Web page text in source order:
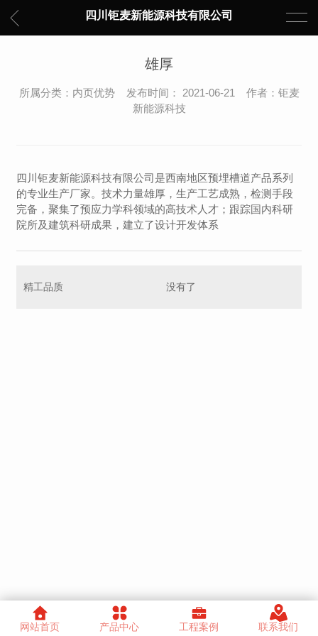
四川钜麦新能源科技有限公司
雄厚
所属分类：内页优势 发布时间： 2021-06-21 作者：钜麦
新能源科技
四川钜麦新能源科技有限公司是西南地区预埋槽道产品系列
的专业生产厂家。技术力量雄厚，生产工艺成熟，检测手段
完备，聚集了预应力学科领域的高技术人才；跟踪国内科研
院所及建筑科研成果，建立了设计开发体系
精工品质 没有了
网站首页 产品中心 工程案例 联系我们